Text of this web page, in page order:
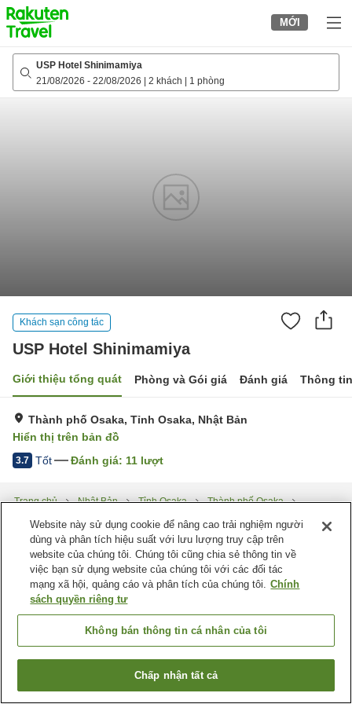
to
top
page
MỚI
USP Hotel Shinimamiya
21/08/2026 - 22/08/2026 2 khách 1 phòng
Khách sạn công tác
USP Hotel Shinimamiya
Giới thiệu tổng quát Phòng và Gói giá Đánh giá Thông
Thành phố Osaka, Tỉnh Osaka, Nhật Bản
Hiển thị trên bản đồ
3.7 Tốt Đánh giá: 11 lượt
Trang chủ Nhật Bản Tỉnh Osaka
Thành phố Osaka
Tìm phòng trống
Website này sử dụng cookie để nâng cao trải nghiệm người
dùng và phân tích hiệu suất với lưu lượng truy cập trên
website của chúng tôi. Chúng tôi cũng chia sẻ thông tin về
việc bạn sử dụng website của chúng tôi với các đối tác
mạng xã hội, quảng cáo và phân tích của chúng tôi. Chính
sách quyền riêng tư
Không bán thông tin cá nhân của tôi
Chấp nhận tất cả